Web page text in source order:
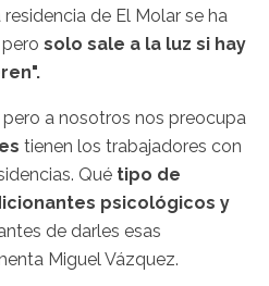
de El Molar se ha
solo sale a la luz si hay
pero a nosotros nos preocupa
tienen los trabajadores con
Qué tipo de
psicológicos y
de darles esas
Miguel Vázquez.